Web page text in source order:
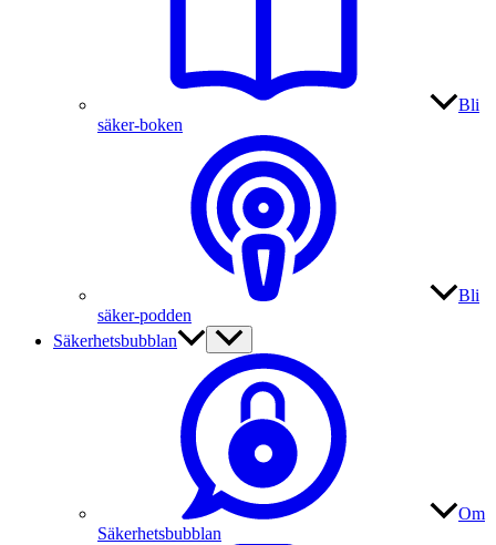
Bli
säker-boken
Bli
säker-podden
Säkerhetsbubblan
Om
Säkerhetsbubblan